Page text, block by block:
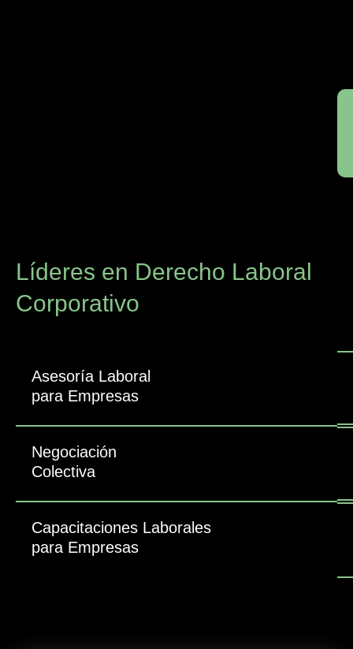
Líderes en Derecho Laboral
Corporativo
Asesoría Laboral
para Empresas
Negociación
Colectiva
Capacitaciones Laborales
para Empresas